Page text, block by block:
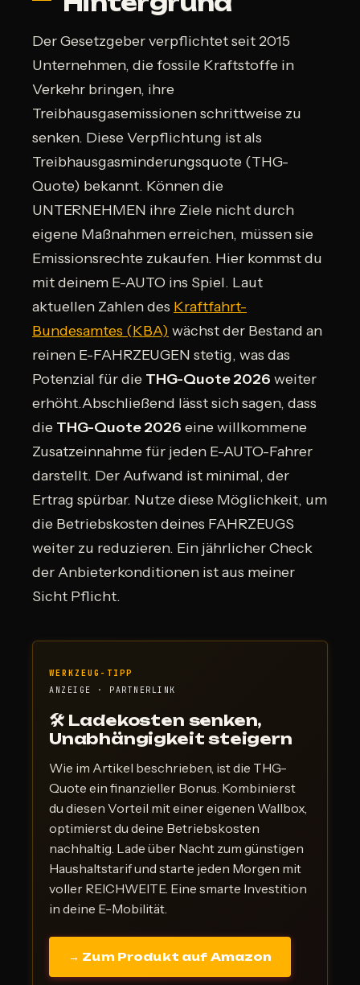
Der Gesetzgeber verpflichtet seit 2015
Unternehmen, die fossile Kraftstoffe in
Verkehr bringen, ihre
Treibhausgasemissionen schrittweise zu
senken. Diese Verpflichtung ist als
Treibhausgasminderungsquote (THG-
Quote) bekannt. Können die
UNTERNEHMEN ihre Ziele nicht durch
eigene Maßnahmen erreichen, müssen sie
Emissionsrechte zukaufen. Hier kommst du
mit deinem E-AUTO ins Spiel. Laut
aktuellen Zahlen des Kraftfahrt-
Bundesamtes (KBA) wächst der Bestand an
reinen E-FAHRZEUGEN stetig, was das
Potenzial für die THG-Quote 2026 weiter
erhöht.Abschließend lässt sich sagen, dass
die THG-Quote 2026 eine willkommene
Zusatzeinnahme für jeden E-AUTO-Fahrer
darstellt. Der Aufwand ist minimal, der
Ertrag spürbar. Nutze diese Möglichkeit, um
die Betriebskosten deines FAHRZEUGS
weiter zu reduzieren. Ein jährlicher Check
der Anbieterkonditionen ist aus meiner
Sicht Pflicht.
WERKZEUG-TIPP
ANZEIGE · PARTNERLINK
🛠 Ladekosten senken,
Unabhängigkeit steigern
Wie im Artikel beschrieben, ist die THG-
Quote ein finanzieller Bonus. Kombinierst
du diesen Vorteil mit einer eigenen Wallbox,
optimierst du deine Betriebskosten
nachhaltig. Lade über Nacht zum günstigen
Haushaltstarif und starte jeden Morgen mit
voller REICHWEITE. Eine smarte Investition
in deine E-Mobilität.
→ Zum Produkt auf Amazon